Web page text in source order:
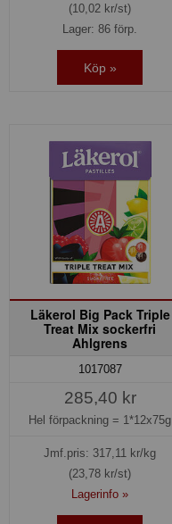
(10,02 kr/st)
Lager: 86 förp.
Köp »
Läkerol Big Pack Triple
Treat Mix sockerfri
Ahlgrens
1017087
285,40 kr
Hel förpackning = 1*12x75g
Jmf.pris: 317,11 kr/kg
(23,78 kr/st)
Lagerinfo »